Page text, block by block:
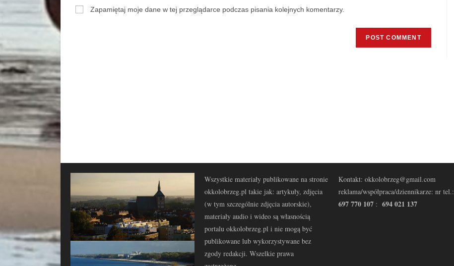
Zapamiętaj moje dane w tej przeglądarce podczas pisania kolejnych komentarzy.
Wszystkie materiały publikowane na stronie
okkolobrzeg.pl takie jak: artykuły, zdjęcia
(w tym szczególnie zdjęcia autorskie),
materiały audio i wideo są własnością
portalu okkolobrzeg.pl i nie mogą być
publikowane lub wykorzystywane bez
zgody redakcji. Wszelkie prawa
Kontakt: okkolobrzeg@gmail.com
reklama/współpraca/dziennikarze: nr tel.:
697 770 107 : 694 021 137